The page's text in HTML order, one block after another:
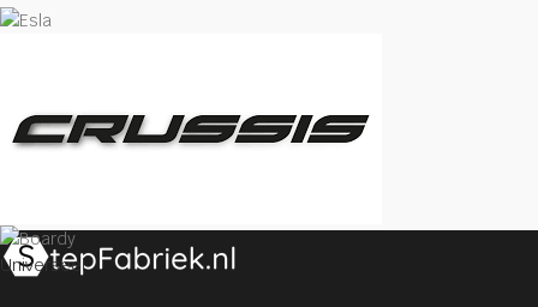
Universeel